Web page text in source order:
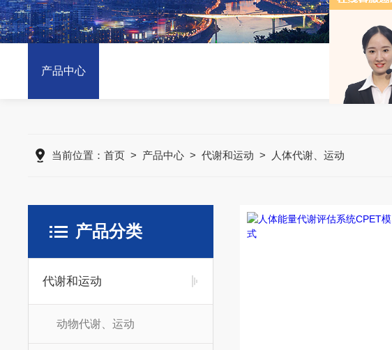
产品中心
当前位置：首页 > 产品中心 >代谢和运动 > 人体代谢、运动
产品分类
代谢和运动
动物代谢、运动